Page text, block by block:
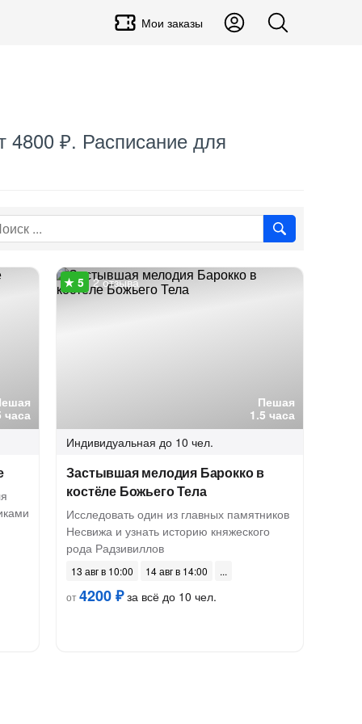
Мои заказы
₽. Расписание для
часа
Пешая
1.5 часа
2 отзыва
Индивидуальная до 10 чел.
Застывшая мелодия Барокко в
костёле Божьего Тела
Исследовать один из главных памятников
Несвижа и узнать историю княжеского
рода Радзивиллов
13 авг в 10:00
14 авг в 14:00
от4200 ₽за всё до 10 чел.